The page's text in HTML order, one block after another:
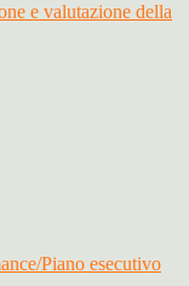
e valutazione della
Piano esecutivo